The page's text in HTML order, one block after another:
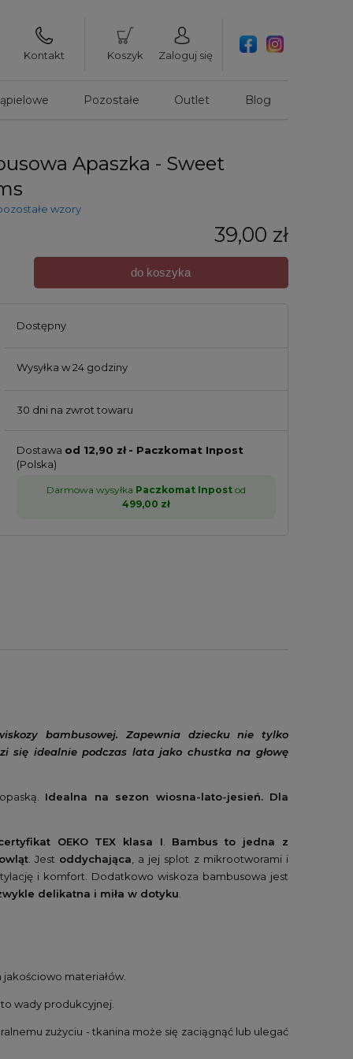
Kontakt Koszyk Zaloguj się
Pozostałe Outlet Blog
Apaszka - Sweet
wzory
39,00 zł
do koszyka
Dostępny
Wysyłka w24 godziny
30 dni na zwrot towaru
Dostawa od 12,90 zł - Paczkomat Inpost
(Polska)
Darmowa wysyłka Paczkomat Inpost od
499,00 zł
bambusowej. Zapewnia dziecku nie tylko
się idealnie podczas lata jako chustka na głowę
Idealna na sezon wiosna-lato-jesień. Dla
OEKO TEX klasa I
Bambus to jedna z
. Jest oddychająca , a jej splot z mikrootworami i
i komfort. Dodatkowo wiskoza bambusowa jest
delikatna i miła w dotyku
materiałów.
wady produkcyjnej.
zużyciu - tkanina może się zaciągnąć lub ulegać